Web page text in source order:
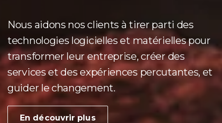
Nous aidons nos clients à tirer parti des
technologies logicielles et matérielles pour
transformer leur entreprise, créer des
services et des expériences percutantes, et
guider le changement.
En découvrir plus